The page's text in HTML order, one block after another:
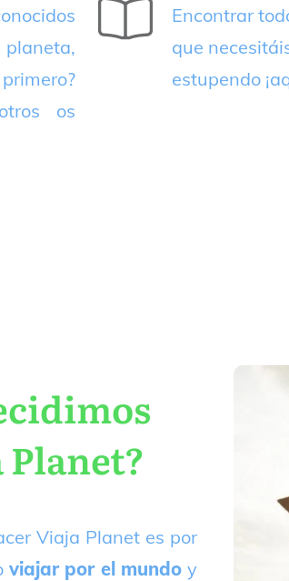
os
Encontrar
que
estupendo
Viaja Planet es por
viajar por el mundo y